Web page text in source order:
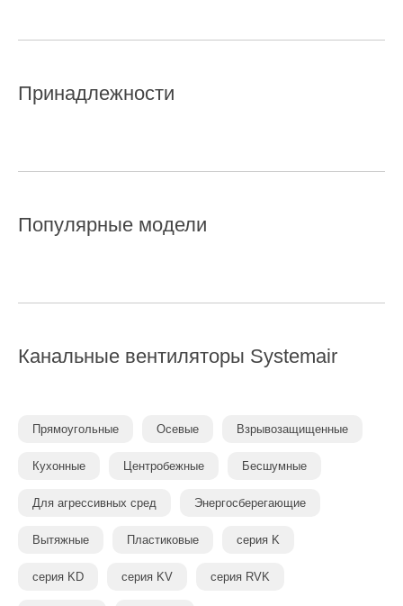
Принадлежности
Популярные модели
Канальные вентиляторы Systemair
Прямоугольные Осевые Взрывозащищенные
Кухонные Центробежные Бесшумные
Для агрессивных сред Энергосберегающие
Вытяжные Пластиковые cерия K
серия KD серия KV серия RVK